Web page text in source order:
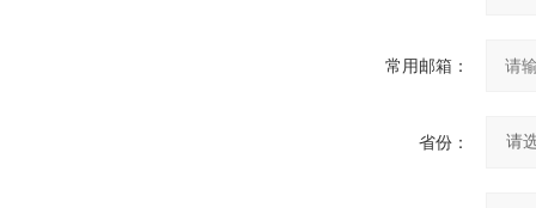
常用邮箱：
省份：